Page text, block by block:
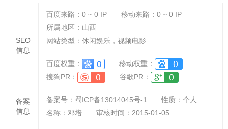
SEO
信息
百度来路： 0 ~ 0 IP 移动来路： 0 ~ 0 IP
所属地区：山西
网站类型：休闲娱乐，视频电影
百度权重：
移动权重：
搜狗PR：
谷歌PR：
备案
信息
备案号：蜀ICP备13014045号-1 性质： 个人
名称： 邓培 审核时间： 2015-01-05